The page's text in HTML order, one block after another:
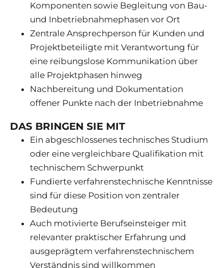
Komponenten sowie Begleitung von Bau-
und Inbetriebnahmephasen vor Ort
Zentrale Ansprechperson für Kunden und
Projektbeteiligte mit Verantwortung für
eine reibungslose Kommunikation über
alle Projektphasen hinweg
Nachbereitung und Dokumentation
offener Punkte nach der Inbetriebnahme
DAS BRINGEN SIE MIT
Ein abgeschlossenes technisches Studium
oder eine vergleichbare Qualifikation mit
technischem Schwerpunkt
Fundierte verfahrenstechnische Kenntnisse
sind für diese Position von zentraler
Bedeutung
Auch motivierte Berufseinsteiger mit
relevanter praktischer Erfahrung und
ausgeprägtem verfahrenstechnischem
Verständnis sind willkommen